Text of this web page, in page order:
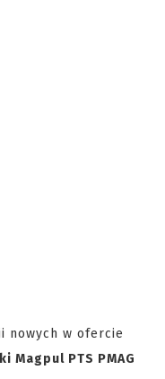
nowych w ofercie
Magpul PTS PMAG